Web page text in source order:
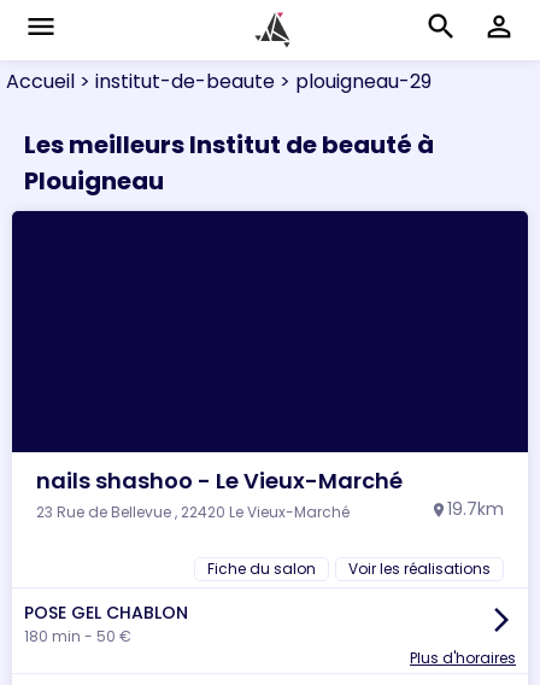
menu search perm_identity
Accueil > institut-de-beaute > plouigneau-29
Les meilleurs Institut de beauté à
Plouigneau
nails shashoo - Le Vieux-Marché
23 Rue de Bellevue , 22420 Le Vieux-Marché location_on 19.7km
Fiche du salon Voir les réalisations
POSE GEL CHABLON
180 min - 50 €
arrow_forward_ios
Plus d'horaires